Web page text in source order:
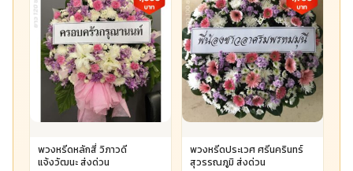
พวงหรีดหลักสี่ วิภาวดี
แจ้งวัฒนะ ส่งด่วน
พวงหรีดประเวศ ศรีนครินทร์
สุวรรณภูมิ ส่งด่วน